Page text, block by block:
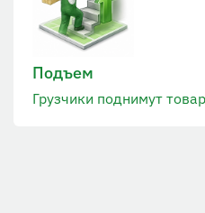
Подъем
Грузчики поднимут